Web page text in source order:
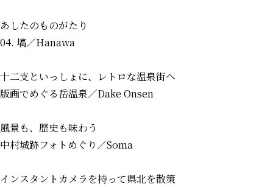
あしたのものがたり
04. 塙／Hanawa
十二支といっしょに、レトロな温泉街へ
版画でめぐる岳温泉／Dake Onsen
風景も、歴史も味わう
中村城跡フォトめぐり ／Soma
インスタントカメラを持って県北を散策